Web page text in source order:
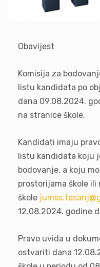
Obavijest
Komisija za
listu kandidata po
dana 09.08.2024.
na stranice škole.
Kandidati imaju
listu kandidata koju
bodovanje, a koju
prostorijama škole ili
škole
12.08.2024. godine
Pravo uvida u
ostvariti dana